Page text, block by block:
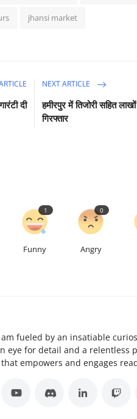
jhansi market
दी
NEXT ARTICLE
हमीरपुर में तिजोरी सहित
गिरफ्तार
Funny
1
Angry
0
fueled by an insatiable
eye for detail and a relentless
empowers and engages